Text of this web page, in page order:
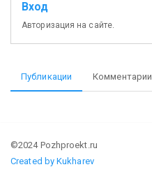
Вход
Авторизация на сайте.
Публикации Комментарии
©2024 Pozhproekt.ru
Created by Kukharev